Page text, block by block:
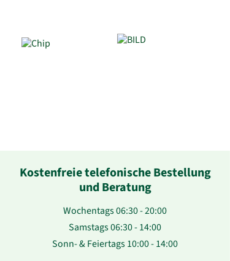
Kostenfreie telefonische Bestellung
und Beratung
Wochentags 06:30 - 20:00
Samstags 06:30 - 14:00
Sonn- & Feiertags 10:00 - 14:00